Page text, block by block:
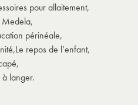
pour allaitement,
Medela,
périnéale,
repos de l’enfant,
langer.